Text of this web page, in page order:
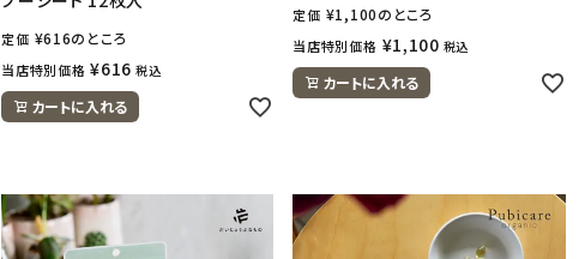
定価 ¥616のところ
当店特別価格 ¥616 税込
カートに入れる
定価 ¥1,100のところ
当店特別価格 ¥1,100 税込
カートに入れる